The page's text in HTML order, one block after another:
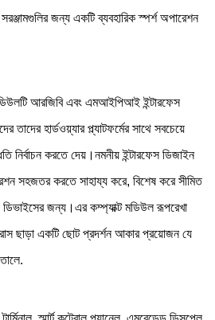
সরঞ্জামগুলির জন্য একটি ব্যবহারিক স্পর্শ অপারেশন
আরজিবি এবং এমআইপিআই ইন্টারফেস
তাদের হার্ডওয়্যার প্ল্যাটফর্মের সাথে সবচেয়ে
নির্বাচন করতে দেয়।নমনীয় ইন্টারফেস ডিজাইন
সহজতর করতে সাহায্য করে, বিশেষ করে সীমিত
জন্য।এর কম্প্যাক্ট মডিউল রূপরেখা
হ্রাস ছাড়া একটি ছোট প্রদর্শন আকার প্রয়োজন যে